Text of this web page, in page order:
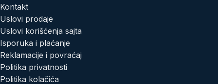
Kontakt
Uslovi prodaje
Uslovi korišćenja sajta
Isporuka i plaćanje
Reklamacije i povraćaj
Politika privatnosti
Politika kolačića